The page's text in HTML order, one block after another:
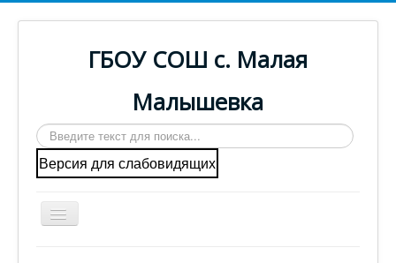
ГБОУ СОШ с. Малая
Малышевка
Искать...
Версия для слабовидящих
Включить/
выключить